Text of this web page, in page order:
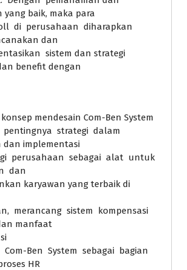
yang baik, maka para
di perusahaan diharapkan
dan
sistem dan strategi
benefit dengan
mendesain Com-Ben System
pentingnya strategi dalam
dan implementasi
perusahaan sebagai alat untuk
dan
karyawan yang terbaik di
merancang sistem kompensasi
manfaat
Com-Ben System sebagai bagian
HR